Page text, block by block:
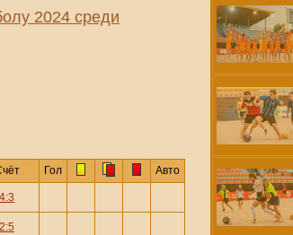
2024 среди
Гол Авто
4:3
2:5